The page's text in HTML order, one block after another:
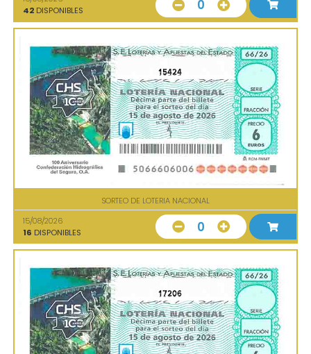
42 DISPONIBLES 0
15424
SORTEO DE LOTERIA NACIONAL
15/08/2026
16 DISPONIBLES 0
17206